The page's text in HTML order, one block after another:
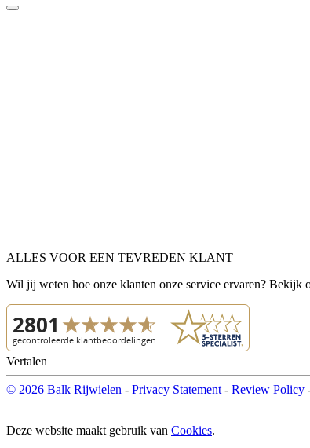
ALLES VOOR EEN TEVREDEN KLANT
Wil jij weten hoe onze klanten onze service ervaren? Bekijk
Vertalen
© 2026 Balk Rijwielen - Privacy Statement - Review Policy
Deze website maakt gebruik van Cookies.